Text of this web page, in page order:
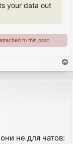
your data out
to this post.
o
p
не для чатов: